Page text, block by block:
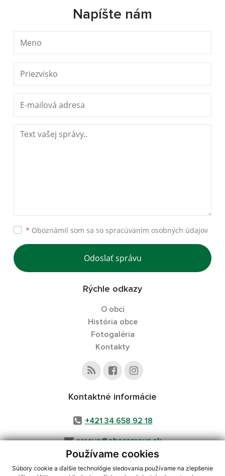
Používame cookies
Súbory cookie a ďalšie technológie sledovania používame na zlepšenie
Napíšte nám
* Oboznámil som sa so spracúvaním osobných údajov
Odoslať správu
Rýchle odkazy
O obci
História obce
Fotogaléria
Kontakty
Kontaktné informácie
+421 34 658 92 18
cerova@obeccerova.sk